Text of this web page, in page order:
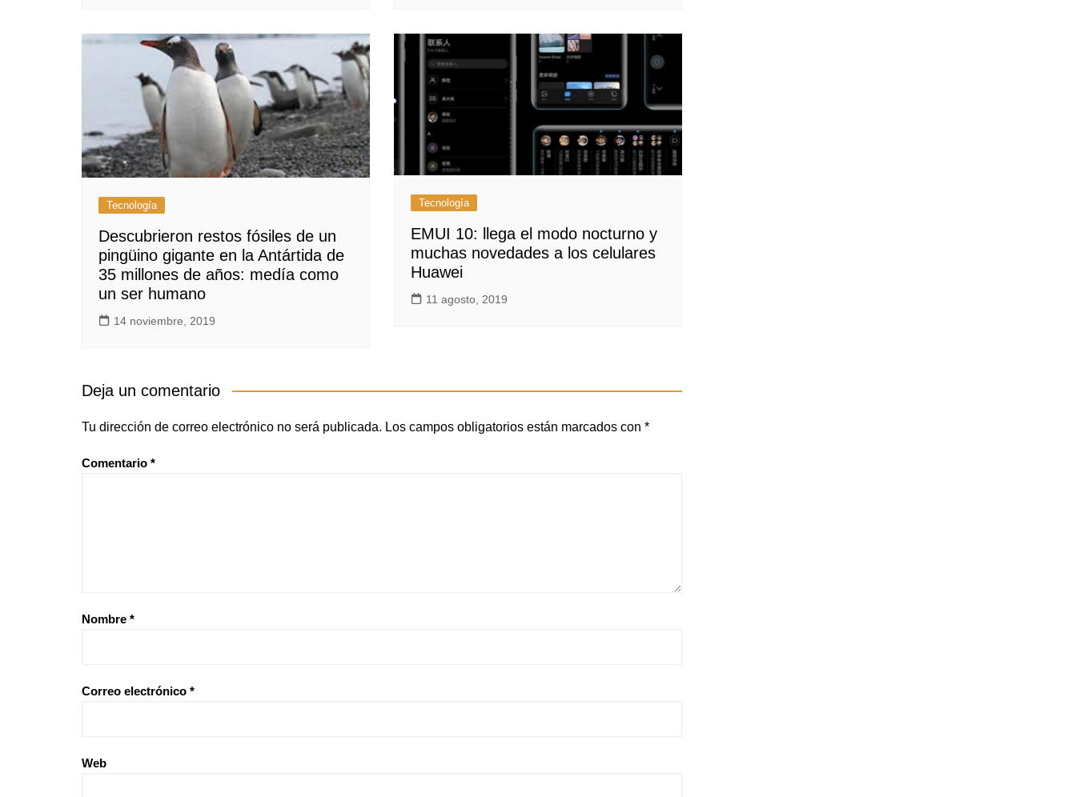
Tecnología
Descubrieron restos fósiles de un
pingüino gigante en la Antártida de
35 millones de años: medía como
un ser humano
14 noviembre, 2019
Tecnología
EMUI 10: llega el modo nocturno y
muchas novedades a los celulares
Huawei
11 agosto, 2019
Deja un comentario
Tu dirección de correo electrónico no será publicada. Los campos obligatorios están marcados con *
Comentario *
Nombre *
Correo electrónico *
Web